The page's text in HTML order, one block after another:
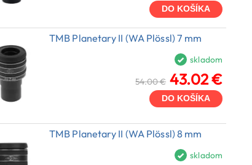
DO KOŠÍKA
TMB Planetary II (WA Plössl) 7 mm
skladom
54.00 € 43.02 €
DO KOŠÍKA
TMB Planetary II (WA Plössl) 8 mm
skladom